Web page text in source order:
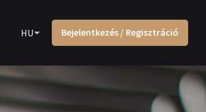
HU Bejelentkezés / Regisztráció